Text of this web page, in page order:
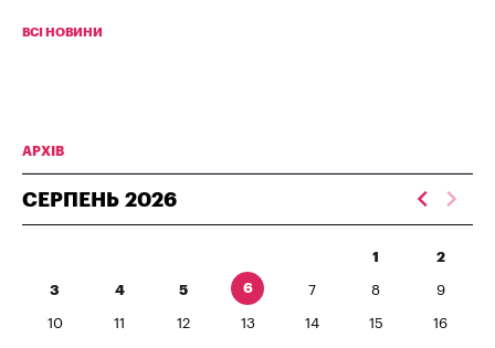
ВСІ НОВИНИ
АРХІВ
СЕРПЕНЬ 2026
1 2
3 4 5 6 7 8 9
10 11 12 13 14 15 16